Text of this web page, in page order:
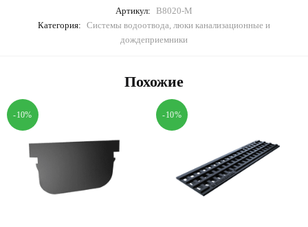
Артикул: В8020-М
Категория: Системы водоотвода, люки канализационные и
дождеприемники
Похожие
-10% -10%